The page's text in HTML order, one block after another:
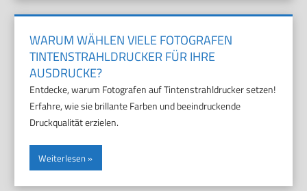
WARUM WÄHLEN VIELE FOTOGRAFEN
TINTENSTRAHLDRUCKER FÜR IHRE
AUSDRUCKE?
Entdecke, warum Fotografen auf Tintenstrahldrucker setzen!
Erfahre, wie sie brillante Farben und beeindruckende
Druckqualität erzielen.
Weiterlesen